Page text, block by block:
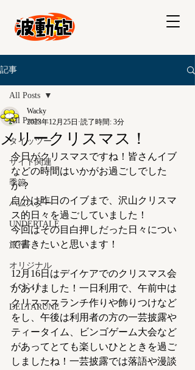
記事
All Posts
タイッツー
サイト関連
季節
ハムスター
UNDERTALE
旅行
オリジナル
イベント
DELTARUNE
All Posts
メリークリスマス！
Wacky
2023年12月25日 読了時間: 3分
今日がクリスマスですね！皆さんイブ
などの時間はいかがお過ごしでした
か？
自分は昨日のイブまで、沢山クリスマ
ス的日々を過ごしていました！
今回はその目白押しだった日々につい
て書きたいと思います！
12月16日はデイケアでのクリスマス会
がありました！一日利用で、午前中は
クリスマスランチ作りや飾りつけなど
をし、午後は利用者の方の一芸披露や
ティータイム、ビンゴゲーム大会など
があってとても楽しいひとときを過ご
しましたね！一芸披露では落語や漫談